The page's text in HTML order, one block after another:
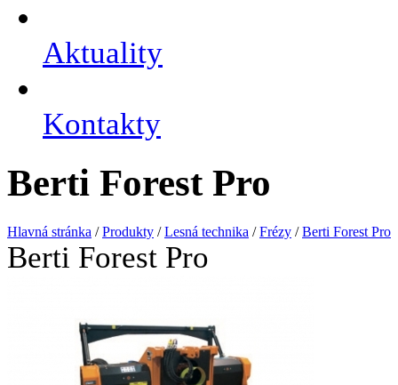
Aktuality
Kontakty
Berti Forest Pro
Hlavná stránka / Produkty / Lesná technika / Frézy / Berti Forest Pro
Berti Forest Pro